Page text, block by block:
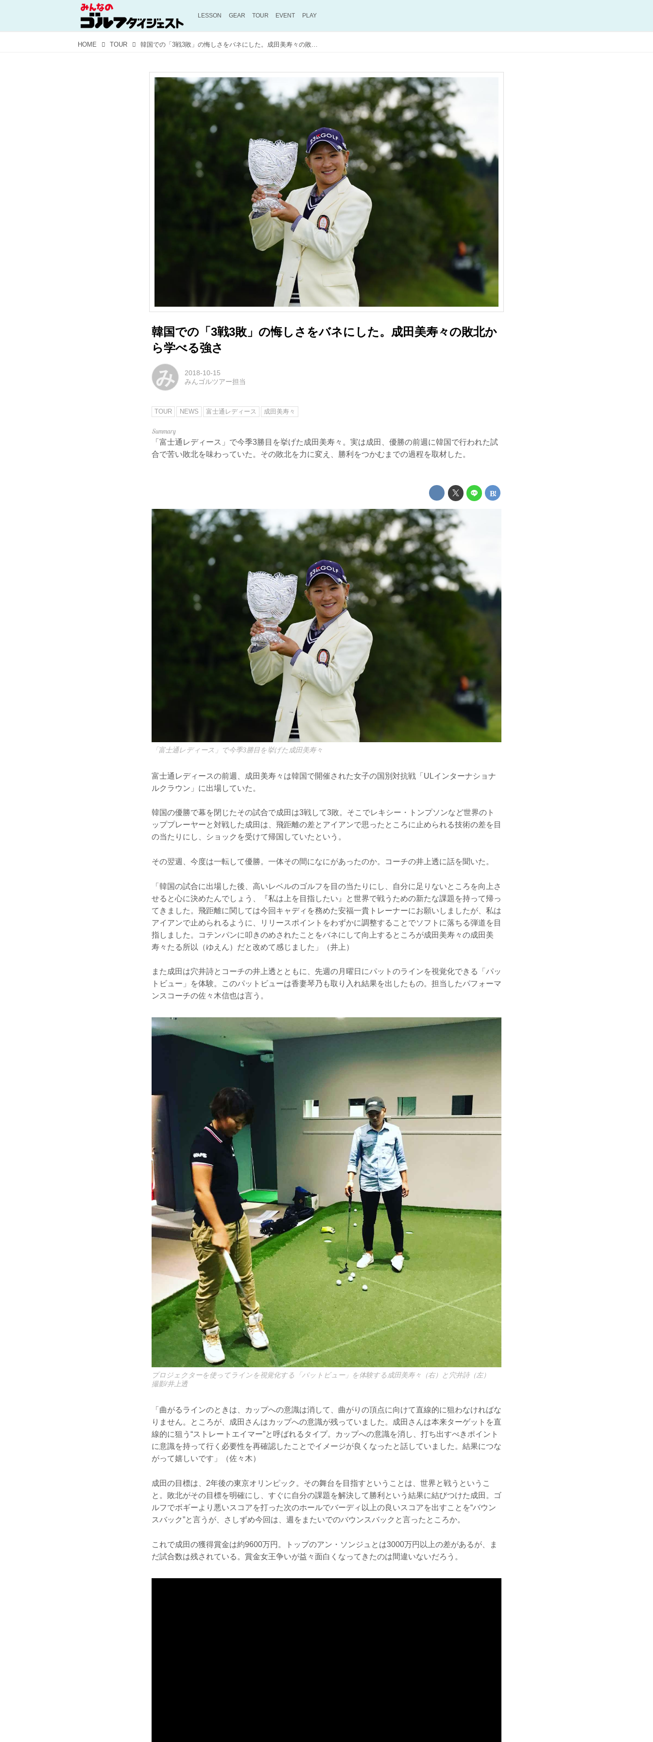
LESSON GEAR TOUR EVENT PLAY
HOME TOUR 韓国での「3戦3敗」の悔しさをバネにした。成田美寿々の敗北から学べる強さ
韓国での「3戦3敗」の悔しさをバネにした。成田美寿々の敗北か
ら学べる強さ
み
2018-10-15
みんゴルツアー担当
TOUR NEWS 富士通レディース 成田美寿々
「富士通レディース」で今季3勝目を挙げた成田美寿々。実は成田、優勝の前週に韓国で行われた試
合で苦い敗北を味わっていた。その敗北を力に変え、勝利をつかむまでの過程を取材した。
「富士通レディース」で今季3勝目を挙げた成田美寿々
富士通レディースの前週、成田美寿々は韓国で開催された女子の国別対抗戦「ULインターナショナ
ルクラウン」に出場していた。
韓国の優勝で幕を閉じたその試合で成田は3戦して3敗。そこでレキシー・トンプソンなど世界のト
ッププレーヤーと対戦した成田は、飛距離の差とアイアンで思ったところに止められる技術の差を目
の当たりにし、ショックを受けて帰国していたという。
その翌週、今度は一転して優勝。一体その間になにがあったのか。コーチの井上透に話を聞いた。
「韓国の試合に出場した後、高いレベルのゴルフを目の当たりにし、自分に足りないところを向上さ
せると心に決めたんでしょう、『私は上を目指したい』と世界で戦うための新たな課題を持って帰っ
てきました。飛距離に関しては今回キャディを務めた安福一貴トレーナーにお願いしましたが、私は
アイアンで止められるように、リリースポイントをわずかに調整することでソフトに落ちる弾道を目
指しました。コテンパンに叩きのめされたことをバネにして向上するところが成田美寿々の成田美
寿々たる所以（ゆえん）だと改めて感じました」（井上）
また成田は穴井詩とコーチの井上透とともに、先週の月曜日にパットのラインを視覚化できる「パッ
トビュー」を体験。このパットビューは香妻琴乃も取り入れ結果を出したもの。担当したパフォーマ
ンスコーチの佐々木信也は言う。
プロジェクターを使ってラインを視覚化する「パットビュー」を体験する成田美寿々（右）と穴井詩（左）
撮影/井上透
「曲がるラインのときは、カップへの意識は消して、曲がりの頂点に向けて直線的に狙わなければな
りません。ところが、成田さんはカップへの意識が残っていました。成田さんは本来ターゲットを直
線的に狙う“ストレートエイマー”と呼ばれるタイプ。カップへの意識を消し、打ち出すべきポイント
に意識を持って行く必要性を再確認したことでイメージが良くなったと話していました。結果につな
がって嬉しいです」（佐々木）
成田の目標は、2年後の東京オリンピック。その舞台を目指すということは、世界と戦うというこ
と。敗北がその目標を明確にし、すぐに自分の課題を解決して勝利という結果に結びつけた成田。ゴ
ルフでボギーより悪いスコアを打った次のホールでバーディ以上の良いスコアを出すことを“バウン
スバック”と言うが、さしずめ今回は、週をまたいでのバウンスバックと言ったところか。
これで成田の獲得賞金は約9600万円。トップのアン・ソンジュとは3000万円以上の差があるが、ま
だ試合数は残されている。賞金女王争いが益々面白くなってきたのは間違いないだろう。